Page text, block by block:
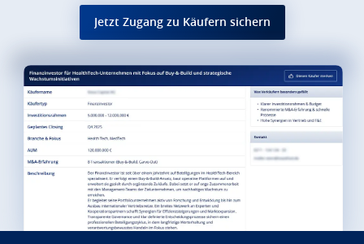
Jetzt Zugang zu Käufern sichern